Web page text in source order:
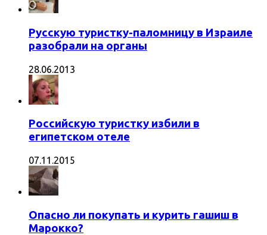
Русскую туристку-паломницу в Израиле
разобрали на органы
28.06.2013
Российскую туристку избили в
египетском отеле
07.11.2015
Опасно ли покупать и курить гашиш в
Марокко?